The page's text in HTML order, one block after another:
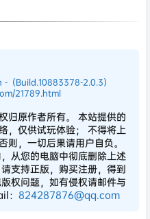
（Build.10883378-2.0.3）
21789.html
归原作者所有。 本站提供的
，仅供试玩体验； 不得将上
则，一切后果请用户自负。
从您的电脑中彻底删除上述
支持正版，购买注册，得到
权问题，如有侵权请邮件与
： 824287876@qq.com